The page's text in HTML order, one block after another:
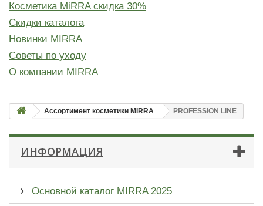
Косметика MiRRA скидка 30%
Скидки каталога
Новинки MIRRA
Советы по уходу
О компании MIRRA
Ассортимент косметики MIRRA PROFESSION LINE
ИНФОРМАЦИЯ
Основной каталог MIRRA 2025